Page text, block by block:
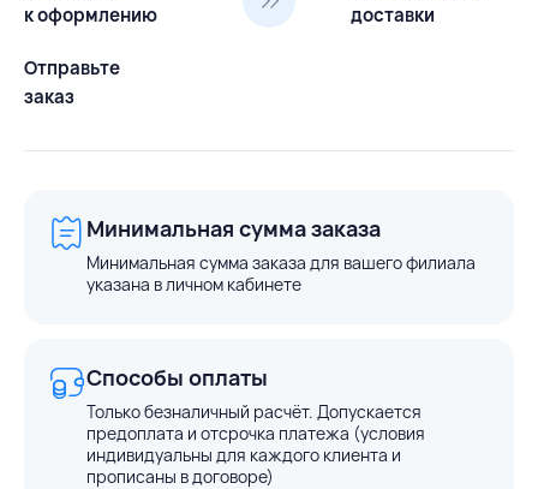
к оформлению
доставки
Отправьте
заказ
Минимальная сумма заказа
Минимальная сумма заказа для вашего филиала
указана в личном кабинете
Способы оплаты
Только безналичный расчёт. Допускается
предоплата и отсрочка платежа (условия
индивидуальны для каждого клиента и
прописаны в договоре)